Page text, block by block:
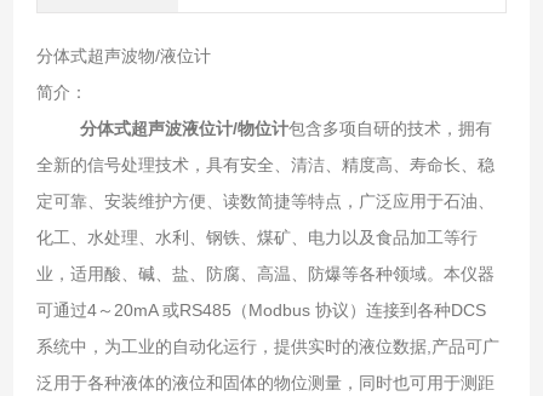
分体式超声波物/液位计
简介：
分体式超声波液位计/物位计包含多项自研的技术，拥有
全新的信号处理技术，具有安全、清洁、精度高、寿命长、稳
定可靠、安装维护方便、读数简捷等特点，广泛应用于石油、
化工、水处理、水利、钢铁、煤矿、电力以及食品加工等行
业，适用酸、碱、盐、防腐、高温、防爆等各种领域。本仪器
可通过4～20mA 或RS485（Modbus 协议）连接到各种DCS
系统中，为工业的自动化运行，提供实时的液位数据,产品可广
泛用于各种液体的液位和固体的物位测量，同时也可用于测距